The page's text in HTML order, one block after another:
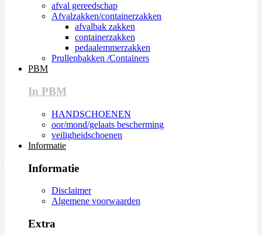
afval gereedschap
Afvalzakken/containerzakken
afvalbak zakken
containerzakken
pedaalemmerzakken
Prullenbakken /Containers
PBM
In PBM
HANDSCHOENEN
oor/mond/gelaats bescherming
veiligheidschoenen
Informatie
Informatie
Disclaimer
Algemene voorwaarden
Extra